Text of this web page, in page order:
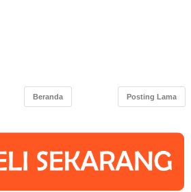
Posting Lama
Beranda